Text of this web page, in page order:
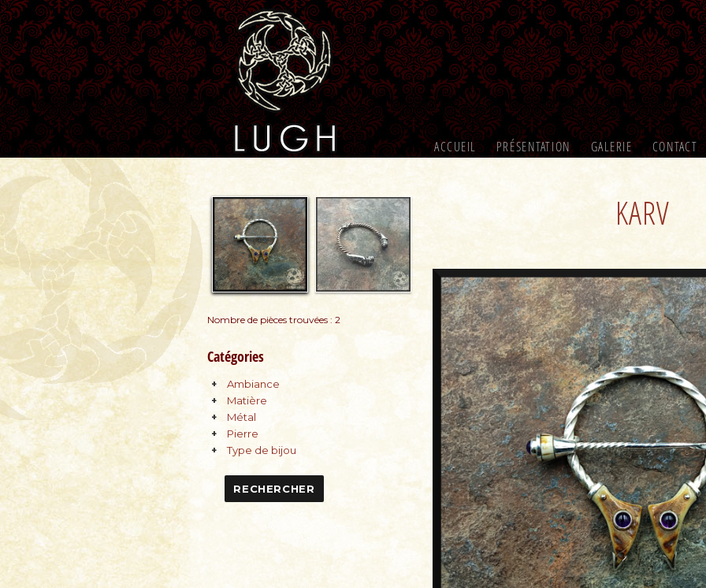
ACCUEIL PRÉSENTATION GALERIE CONTACT
KARV
Nombre de pièces trouvées : 2
Catégories
Ambiance
Matière
Métal
Pierre
Type de bijou